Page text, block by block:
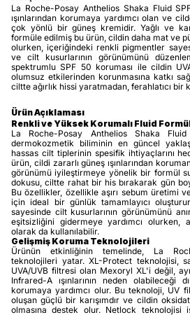
La Roche-Posay Anthelios Shaka Fluid
ışınlarından korumaya yardımcı olan ve
çok yönlü bir güneş kremidir. Yağlı ve
formüle edilmiş bu ürün, cildin daha mat ve
olurken, içeriğindeki renkli pigmentler
ve cilt kusurlarının görünümünü
spektrumlu SPF 50 koruması ile cildin
olumsuz etkilerinden korunmasına katkı
ciltte ağırlık hissi yaratmadan, ferahlatıcı bir
Ürün Açıklaması
Renkli ve Yüksek Korumalı Fluid
La Roche-Posay Anthelios Shaka
dermokozmetik biliminin en güncel
hassas cilt tiplerinin spesifik ihtiyaçlarını
ürün, cildi zararlı güneş ışınlarından
görünümü iyileştirmeye yönelik bir formül
dokusu, ciltte rahat bir his bırakarak gün
Bu özellikler, özellikle aşırı sebum üretimi
için ideal bir günlük tamamlayıcı
sayesinde cilt kusurlarının görünümünü
eşitsizliğini gidermeye yardımcı olurken,
olarak da kullanılabilir.
Gelişmiş Koruma Teknolojileri
Ürünün etkinliğinin temelinde, La
teknolojileri yatar. XL-Protect teknolojisi,
UVA/UVB filtresi olan Mexoryl XL'i değil,
Infrared-A ışınlarının neden olabileceği
korumaya yardımcı olur. Bu teknoloji, UV
oluşan güçlü bir karışımdır ve cildin
olmasına destek olur. Netlock teknolojisi